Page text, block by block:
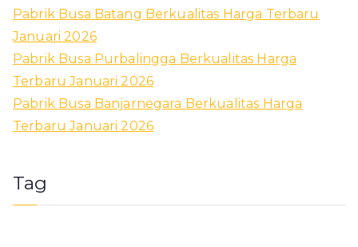
Pabrik Busa Batang Berkualitas Harga Terbaru
Januari 2026
Pabrik Busa Purbalingga Berkualitas Harga
Terbaru Januari 2026
Pabrik Busa Banjarnegara Berkualitas Harga
Terbaru Januari 2026
Tag